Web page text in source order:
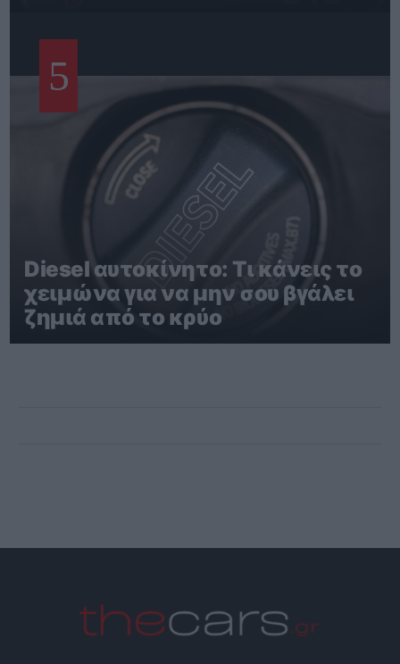
5
Diesel αυτοκίνητο: Τι κάνεις το
χειμώνα για να μην σου βγάλει
ζημιά από το κρύο